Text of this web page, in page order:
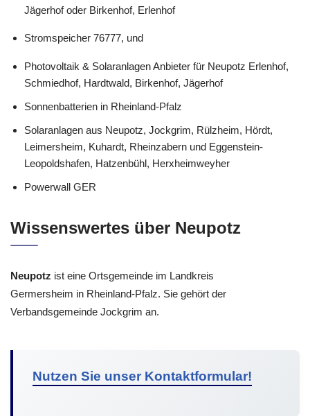
Jägerhof oder Birkenhof, Erlenhof
Stromspeicher 76777, und
Photovoltaik & Solaranlagen Anbieter für Neupotz Erlenhof,
Schmiedhof, Hardtwald, Birkenhof, Jägerhof
Sonnenbatterien in Rheinland-Pfalz
Solaranlagen aus Neupotz, Jockgrim, Rülzheim, Hördt,
Leimersheim, Kuhardt, Rheinzabern und Eggenstein-
Leopoldshafen, Hatzenbühl, Herxheimweyher
Powerwall GER
Wissenswertes über Neupotz
Neupotz ist eine Ortsgemeinde im Landkreis
Germersheim in Rheinland-Pfalz. Sie gehört der
Verbandsgemeinde Jockgrim an.
Nutzen Sie unser Kontaktformular!